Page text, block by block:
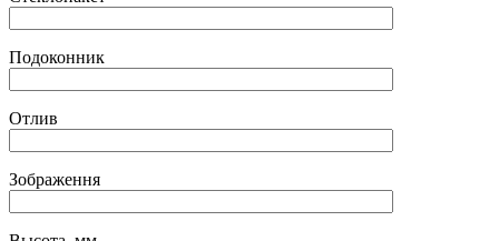
Подоконник
Отлив
Зображення